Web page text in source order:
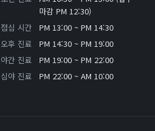
마감 PM 12:30)
점심 시간
PM 13:00 ~ PM 14:30
오후 진료
PM 14:30 ~ PM 19:00
야간 진료
PM 19:00 ~ PM 22:00
심야 진료
PM 22:00 ~ AM 10:00